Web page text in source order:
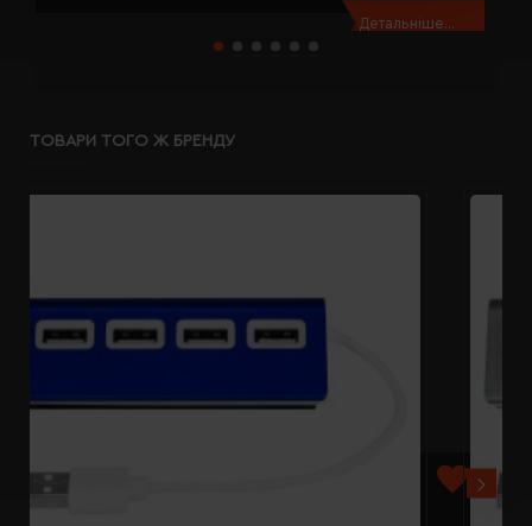
Детальніше...
ТОВАРИ ТОГО Ж БРЕНДУ